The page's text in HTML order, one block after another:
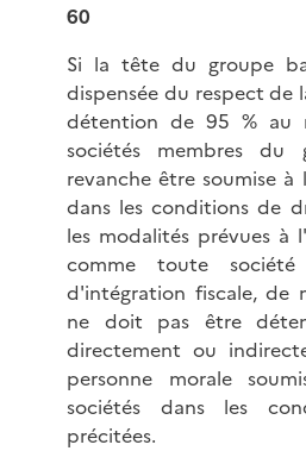
60
Si la tête du groupe
dispensée du respect
détention de 95 % au
sociétés membres
revanche être soumise
dans les conditions de
les modalités prévues à l'
comme toute
d'intégration fiscale, de
ne doit pas être
directement ou
personne morale
sociétés dans les
précitées.